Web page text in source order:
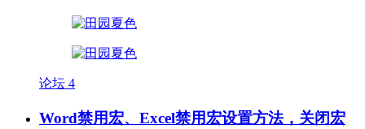
论坛 4
Word禁用宏、Excel禁用宏设置方法，关闭宏